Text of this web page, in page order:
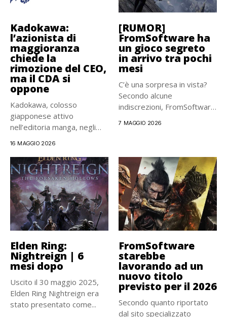
Kadokawa:
l’azionista di
maggioranza
chiede la
rimozione del CEO,
ma il CDA si
oppone
Kadokawa, colosso
giapponese attivo
nell’editoria manga, negli
16 MAGGIO 2026
[RUMOR]
FromSoftware ha
un gioco segreto
in arrivo tra pochi
mesi
C’è una sorpresa in vista?
Secondo alcune
indiscrezioni, FromSoftware
7 MAGGIO 2026
Elden Ring:
Nightreign | 6
mesi dopo
Uscito il 30 maggio 2025,
Elden Ring Nightreign era
stato presentato come...
FromSoftware
starebbe
lavorando ad un
nuovo titolo
previsto per il 2026
Secondo quanto riportato
dal sito specializzato